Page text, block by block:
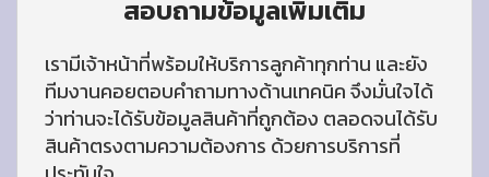
สอบถามข้อมูลเพิ่มเติม
เรามีเจ้าหน้าที่พร้อมให้บริการลูกค้าทุกท่าน และยัง
ทีมงานคอยตอบคำถามทางด้านเทคนิค จึงมั่นใจได้
ว่าท่านจะได้รับข้อมูลสินค้าที่ถูกต้อง ตลอดจนได้รับ
สินค้าตรงตามความต้องการ ด้วยการบริการที่